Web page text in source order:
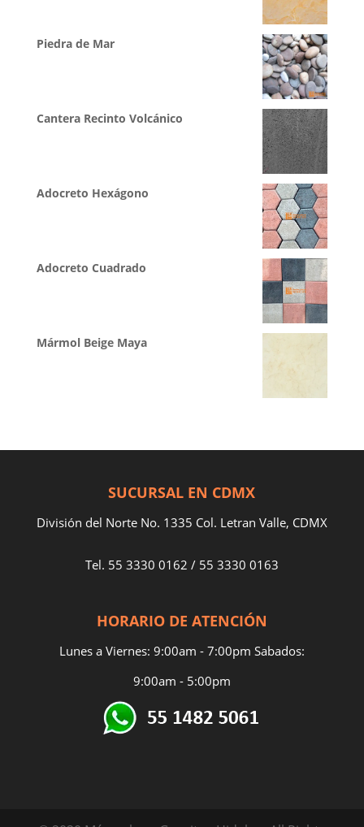
Piedra de Mar
Cantera Recinto Volcánico
Adocreto Hexágono
Adocreto Cuadrado
Mármol Beige Maya
SUCURSAL EN CDMX
División del Norte No. 1335 Col. Letran Valle, CDMX
Tel. 55 3330 0162 / 55 3330 0163
HORARIO DE ATENCIÓN
Lunes a Viernes: 9:00am - 7:00pm Sabados:
9:00am - 5:00pm